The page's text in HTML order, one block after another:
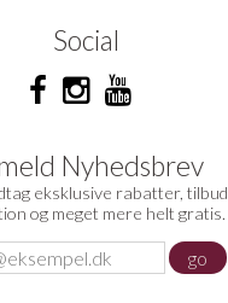
Social
Nyhedsbrev
eksklusive rabatter, tilbud,
og meget mere helt gratis.